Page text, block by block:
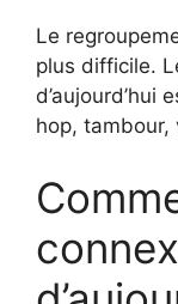
Le
plus difficile.
d’aujourd’hui
hop, tambour,